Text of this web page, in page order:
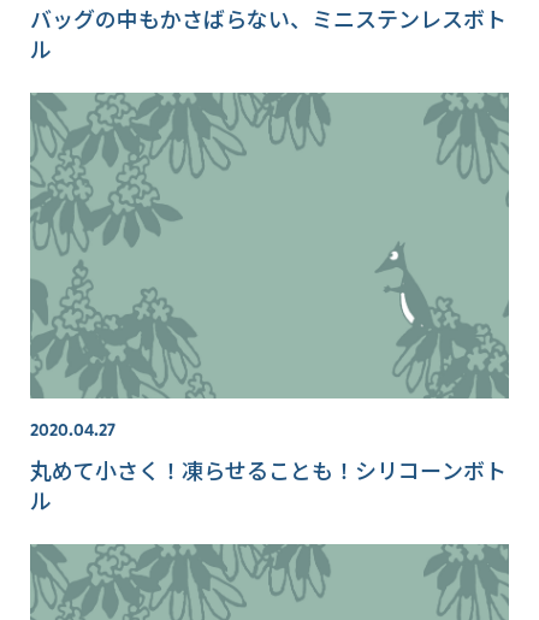
バッグの中もかさばらない、ミニステンレスボト
ル
2020.04.27
丸めて小さく！凍らせることも！シリコーンボト
ル